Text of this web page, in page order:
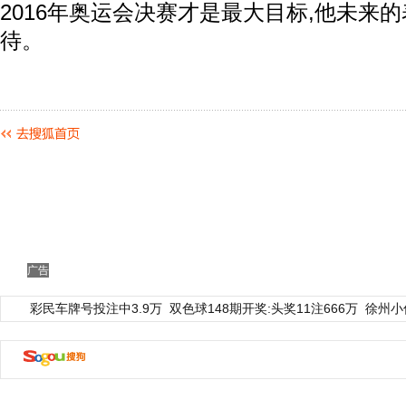
2016年奥运会决赛才是最大目标,他未来
待。
广告
彩民车牌号投注中3.9万 双色球148期开奖:头奖11注666万 徐州